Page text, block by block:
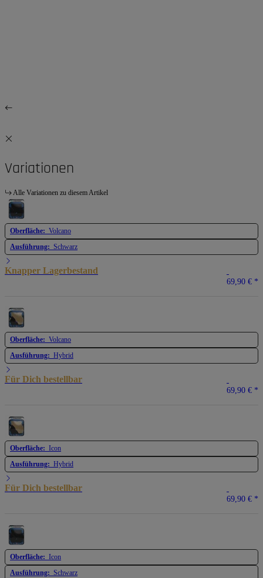
Variationen
Alle Variationen zu diesem Artikel
Oberfläche: Volcano
Ausführung: Schwarz
Knapper Lagerbestand
69,90 € *
Oberfläche: Volcano
Ausführung: Hybrid
Für Dich bestellbar
69,90 € *
Oberfläche: Icon
Ausführung: Hybrid
Für Dich bestellbar
69,90 € *
Oberfläche: Icon
Ausführung: Schwarz